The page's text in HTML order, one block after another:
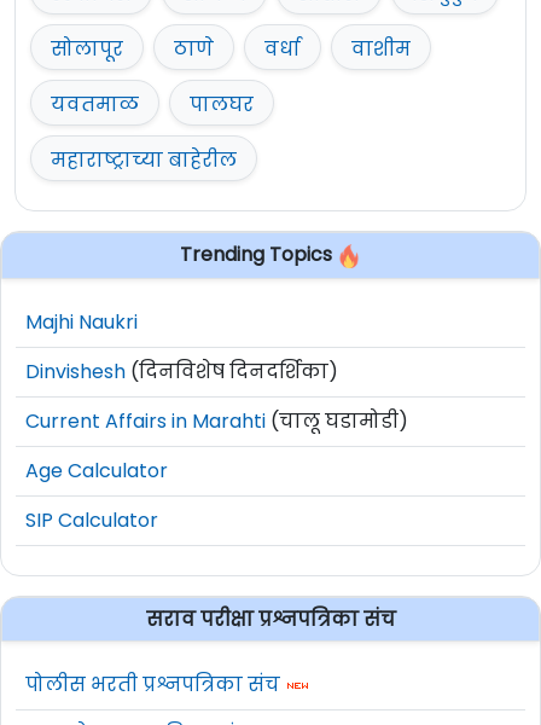
सोलापूर
ठाणे वर्धा
वाशीम
यवतमाळ
पालघर
महाराष्ट्राच्या बाहेरील
Trending Topics
Majhi Naukri
Dinvishesh (दिनविशेष दिनदर्शिका)
Current Affairs in Marahti (चालू घडामोडी)
Age Calculator
SIP Calculator
सराव परीक्षा प्रश्नपत्रिका संच
पोलीस भरती प्रश्नपत्रिका संच